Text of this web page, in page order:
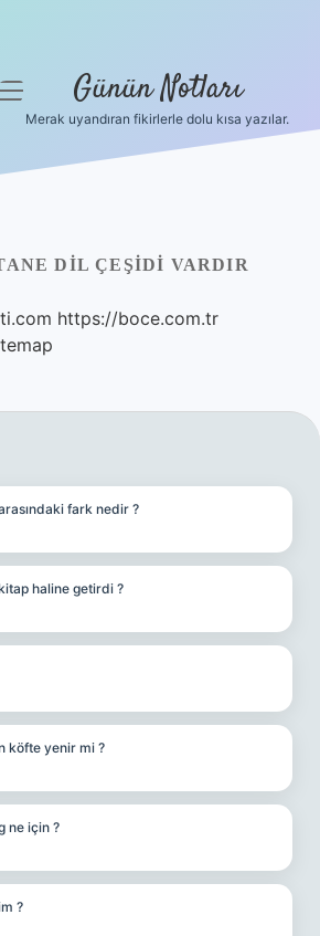
Günün Notları
Merak uyandıran fikirlerle dolu kısa yazılar.
DIL ÇEŞIDI VARDIR
https://boce.com.tr
fark nedir ?
kitap haline getirdi ?
köfte yenir mi ?
ne için ?
?